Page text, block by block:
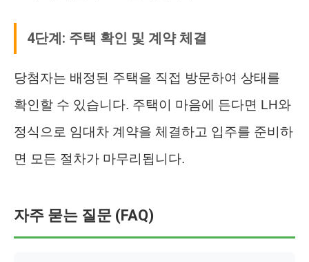
4단계: 주택 확인 및 계약 체결
당첨자는 배정된 주택을 직접 방문하여 상태를
확인할 수 있습니다. 주택이 마음에 든다면 LH와
정식으로 임대차 계약을 체결하고 입주를 준비하
면 모든 절차가 마무리됩니다.
자주 묻는 질문 (FAQ)